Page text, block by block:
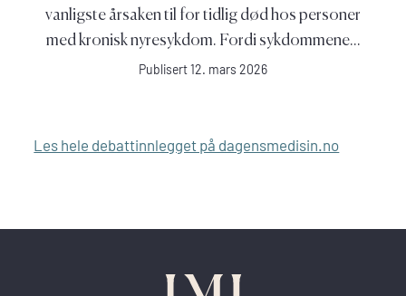
vanligste årsaken til for tidlig død hos personer
med kronisk nyresykdom. Fordi sykdommene...
Publisert 12. mars 2026
Les hele debattinnlegget på dagensmedisin.no